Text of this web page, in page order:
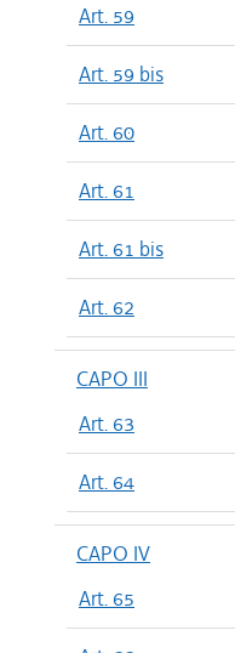
Art. 59
Art. 59 bis
Art. 60
Art. 61
Art. 61 bis
Art. 62
CAPO III
Art. 63
Art. 64
CAPO IV
Art. 65